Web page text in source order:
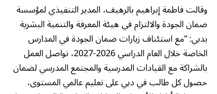
وقالت فاطمة إبراهيم بالرهيف، المدير التنفيذي لمؤسسة
ضمان الجودة والالتزام في هيئة المعرفة والتنمية البشرية
بدبي: “مع استئناف زيارات ضمان الجودة في المدارس
الخاصة خلال العام الدراسي 2026-2027، نواصل العمل
بالشراكة مع القيادات المدرسية والمجتمع المدرسي لضمان
حصول كل طالب في دبي على تعليم عالمي المستوى،